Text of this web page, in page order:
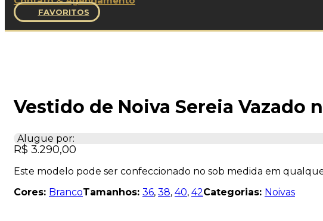
FAVORITOS
Vestido de Noiva Sereia Vazado
Alugue por:
R$ 3.290,00
Este modelo pode ser confeccionado no sob medida em
Cores: BrancoTamanhos: 36, 38, 40, 42Categorias: Noivas